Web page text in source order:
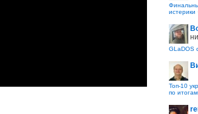
истерики
GLaDOS
Топ-10
по